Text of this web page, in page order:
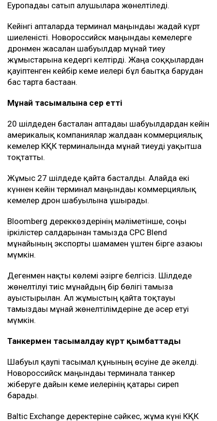
Еуропадағы сатып алушыларға жөнелтіледі.
Кейінгі апталарда терминал маңындағы жағдай күрт
шиеленісті. Новороссийск маңындағы кемелерге
дронмен жасалған шабуылдар мұнай тиеу
жұмыстарына кедергі келтірді. Жаңа соққылардан
қауіптенген кейбір кеме иелері бұл бағытқа барудан
бас тарта бастаған.
Мұнай тасымалына әсер етті
20 шілдеден басталған аптадағы шабуылдардан кейін
америкалық компаниялар жалдаған коммерциялық
кемелер КҚК терминалында мұнай тиеуді уақытша
тоқтатты.
Жұмыс 27 шілдеде қайта басталды. Алайда екі
күннен кейін терминал маңындағы коммерциялық
кемелер дрон шабуылына ұшырады.
Bloomberg дереккөздерінің мәліметінше, соңғы
іркілістер салдарынан тамызда CPC Blend
мұнайының экспорты шамамен үштен бірге азаюы
мүмкін.
Дегенмен нақты көлемі әзірге белгісіз. Шілдеде
жөнелтілуі тиіс мұнайдың бір бөлігі тамызға
ауыстырылған. Ал жұмыстың қайта тоқтауы
тамыздағы мұнай жөнелтілімдеріне де әсер етуі
мүмкін.
Танкермен тасымалдау күрт қымбаттады
Шабуыл қаупі тасымал құнының өсуіне де әкелді.
Новороссийск маңындағы терминалға танкер
жіберуге дайын кеме иелерінің қатары сиреп
барады.
Baltic Exchange деректеріне сәйкес, жұма күні КҚК